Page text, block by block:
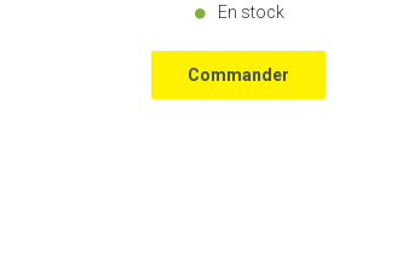
En stock